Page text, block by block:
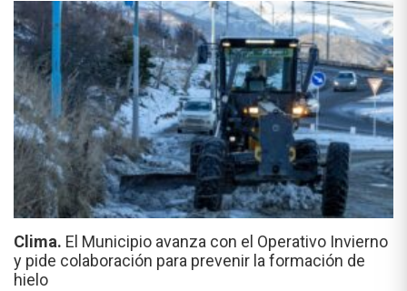
Clima. El Municipio avanza con el Operativo Invierno
y pide colaboración para prevenir la formación de
hielo